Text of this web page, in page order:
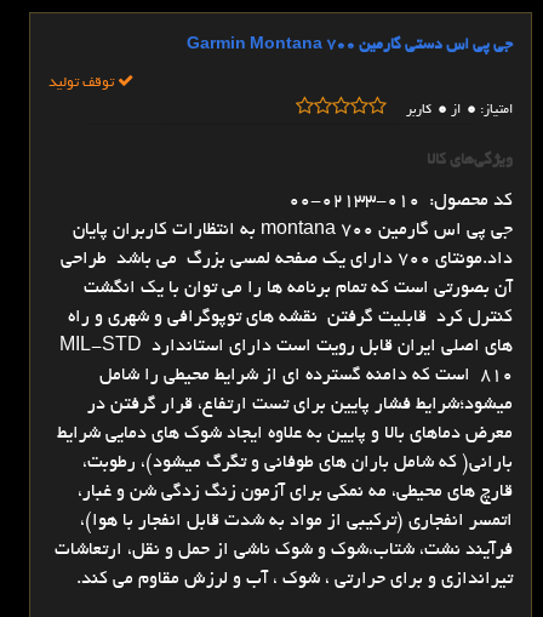
جی پی اس دستی گارمین Garmin Montana 700
توقف تولید
امتیاز: 0 از 0 کاربر
ویژگی‌های کالا
کد محصول: 010-02133-00
جی پی اس گارمین montana 700 به انتظارات کاربران پایان
داد.مونتای 700 دارای یک صفحه لمسی بزرگ می باشد طراحی
آن بصورتی است که تمام برنامه ها را می توان با یک انگشت
کنترل کرد قابلیت گرفتن نقشه های توپوگرافی و شهری و راه
های اصلی ایران قابل رویت است دارای استاندارد MIL-STD
810 است که دامنه گسترده ای از شرایط محیطی را شامل
میشود؛شرایط فشار پایین برای تست ارتفاع، قرار گرفتن در
معرض دماهای بالا و پایین به علاوه ایجاد شوک های دمایی شرایط
بارانی( که شامل باران های طوفانی و تگرگ میشود)، رطوبت،
قارچ های محیطی، مه نمکی برای آزمون زنگ زدگی شن و غبار،
اتمسر انفجاری (ترکیبی از مواد به شدت قابل انفجار با هوا)،
فرآیند نشت، شتاب،شوک و شوک ناشی از حمل و نقل، ارتعاشات
تیراندازی و برای حرارتی ، شوک ، آب و لرزش مقاوم می کند.